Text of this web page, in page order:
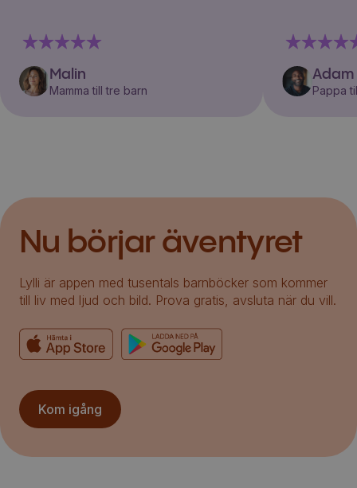
Malin
Mamma till tre barn
Adam
Pappa
Nu börjar äventyret
Lylli är appen med tusentals barnböcker som kommer
till liv med ljud och bild. Prova gratis, avsluta när du vill.
Kom igång